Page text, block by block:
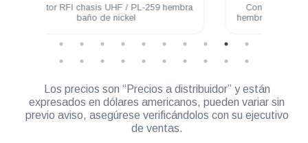
259 hembra
Conector adaptador RFI UHF / PL-259
hembra a PL-259 hembra acero inoxidable
Los precios son “Precios a distribuidor” y están
expresados en dólares americanos, pueden variar sin
previo aviso, asegúrese verificándolos con su ejecutivo
de ventas.